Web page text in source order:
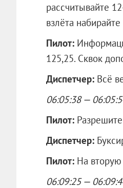
рассчитывайте
взлёта
Пилот:
125,25. Сквок
Диспетчер: Всё
06:05:38 —
Пилот:
Диспетчер:
Пилот: На вторую
06:09:25 —